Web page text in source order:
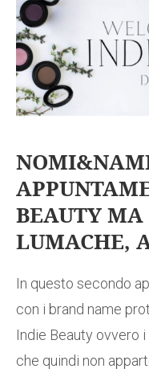
BEAUTY MA
LUMACHE,
In questo secondo
con i brand name
Indie Beauty ovvero
che quindi non